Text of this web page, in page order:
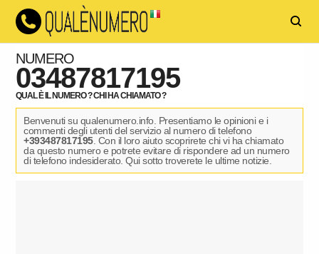
NUMERO
03487817195
QUAL È IL NUMERO ? CHI HA CHIAMATO ?
Benvenuti su qualenumero.info. Presentiamo le opinioni e i
commenti degli utenti del servizio al numero di telefono
+393487817195. Con il loro aiuto scoprirete chi vi ha chiamato
da questo numero e potrete evitare di rispondere ad un numero
di telefono indesiderato. Qui sotto troverete le ultime notizie.